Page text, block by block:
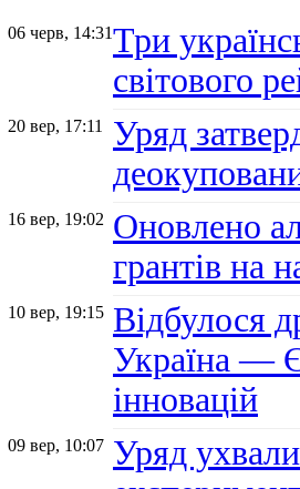
06 черв, 14:31Три
світового
20 вер, 17:11
Уряд
16 вер, 19:02 Оновлено
грантів на
10 вер, 19:15 Відбулося
Україна —
інновацій
09 вер, 10:07 Уряд